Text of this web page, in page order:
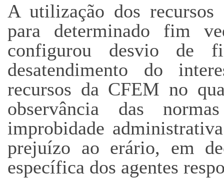
A utilização dos recursos
para determinado fim
configurou desvio de
desatendimento do
recursos da CFEM no
observância das
improbidade
prejuízo ao erário, em
específica dos agentes